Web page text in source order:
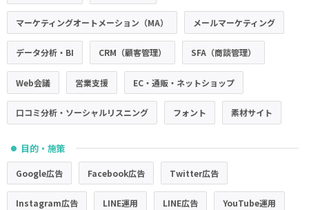
マーケティングオートメーション（MA） メールマーケティング
データ分析・BI CRM（顧客管理） SFA（商談管理）
Web会議 営業支援 EC・通販・ネットショップ
口コミ分析・ソーシャルリスニング フォント 素材サイト
● 目的・施策
Google広告 Facebook広告 Twitter広告
Instagram広告 LINE運用 LINE広告 YouTube運用